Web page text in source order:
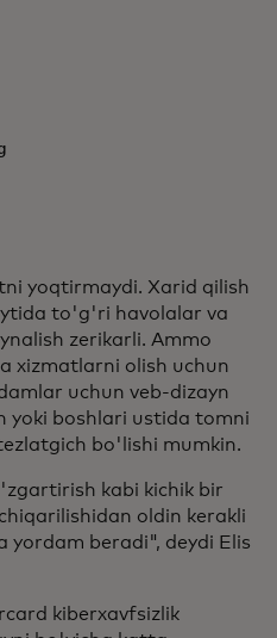
yoqtirmaydi. Xarid qilish
to'g'ri havolalar va
zerikarli. Ammo
xizmatlarni olish uchun
uchun veb-dizayn
yoki boshlari ustida tomni
bo'lishi mumkin.
kabi kichik bir
oldin kerakli
yordam beradi", deydi Elis
kiberxavfsizlik